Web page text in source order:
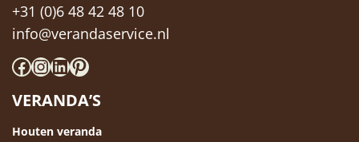
+31 (0)6 48 42 48 10
info@verandaservice.nl
Facebook InstagramLinkedIn Pinterest
VERANDA’S
Houten veranda